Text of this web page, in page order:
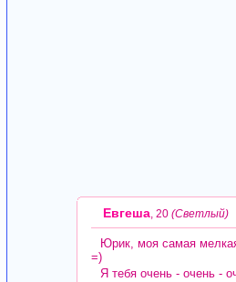
Евгеша, 20 (Светлый)
Юрик, моя самая
=)
Я тебя очень - очень -